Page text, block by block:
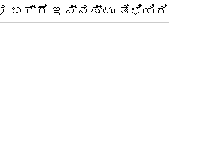
ಬಗ್ಗೆ ಇನ್ನಷ್ಟು ತಿಳಿಯಿರಿ